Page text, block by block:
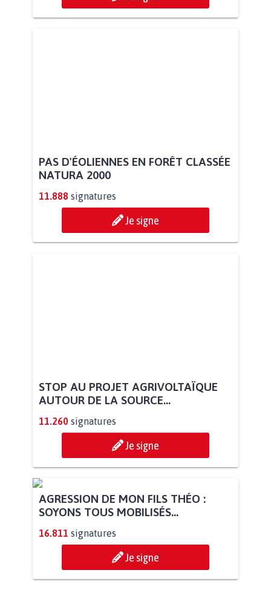
PAS D'ÉOLIENNES EN FORÊT CLASSÉE
NATURA 2000
11.888 signatures
Je signe
STOP AU PROJET AGRIVOLTAÏQUE
AUTOUR DE LA SOURCE...
11.260 signatures
Je signe
AGRESSION DE MON FILS THÉO :
SOYONS TOUS MOBILISÉS...
16.811 signatures
Je signe